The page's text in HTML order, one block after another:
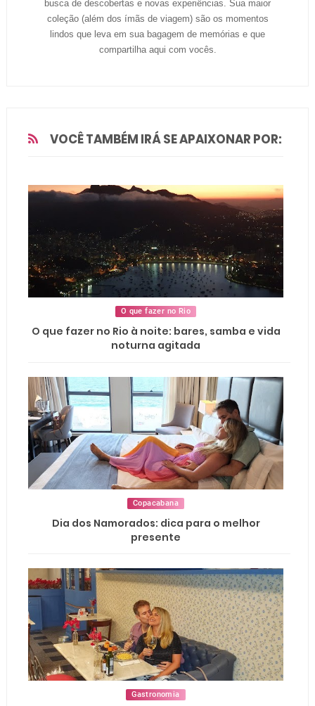
busca de descobertas e novas experiências. Sua maior
coleção (além dos ímãs de viagem) são os momentos
lindos que leva em sua bagagem de memórias e que
compartilha aqui com vocês.
VOCÊ TAMBÉM IRÁ SE APAIXONAR POR:
O que fazer no Rio
O que fazer no Rio à noite: bares, samba e vida
noturna agitada
Copacabana
Dia dos Namorados: dica para o melhor
presente
Gastronomia